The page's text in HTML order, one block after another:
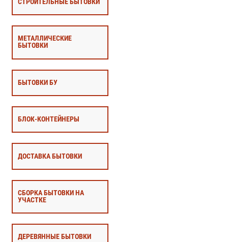
СТРОИТЕЛЬНЫЕ БЫТОВКИ
МЕТАЛЛИЧЕСКИЕ
БЫТОВКИ
БЫТОВКИ БУ
БЛОК-КОНТЕЙНЕРЫ
ДОСТАВКА БЫТОВКИ
СБОРКА БЫТОВКИ НА
УЧАСТКЕ
ДЕРЕВЯННЫЕ БЫТОВКИ